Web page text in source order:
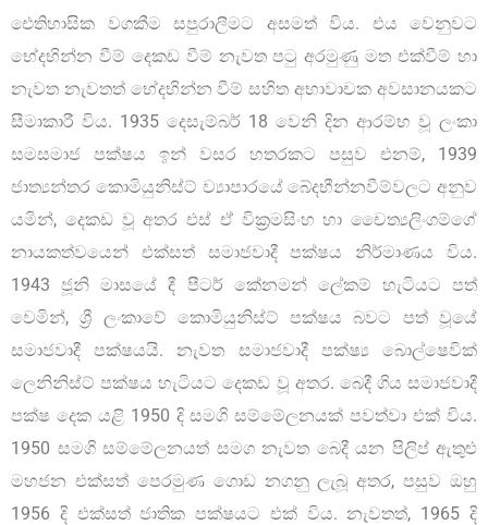
ඓතිහාසික වගකීම සපුරාලීමට අසමත් විය. එය වෙනුවට
භේදභින්න වීම් දෙකඩ වීම් නැවත පටු අරමුණු මත එක්වීම් හා
නැවත නැවතත් භේදභින්න වීම් සහිත අභාවාචක අවසානයකට
සීමාකාරී විය. 1935 දෙසැම්බර් 18 වෙනි දින ආරම්භ වූ ලංකා
සමසමාජ පක්ෂය ඉන් වසර හතරකට පසුව එනම්, 1939
ජාත්‍යන්තර කොමියුනිස්ට් ව්‍යාපාරයේ බේදභීන්නවීම්වලට අනුව
යමින්, දෙකඩ වූ අතර එස් ඒ වික්‍රමසිංහ හා චෛත්‍යලිංගම්ගේ
නායකත්වයෙන් එක්සත් සමාජවාදී පක්ෂය නිර්මාණය විය.
1943 ජූනි මාසයේ දී පීටර් කේනමන් ලේකම් හැටියට පත්
වෙමින්, ශ්‍රී ලංකාවේ කොමියුනිස්ට් පක්ෂය බවට පත් වූයේ
සමාජවාදී පක්ෂයයි. නැවත සමාජවාදී පක්ෂ්‍ය බොල්ෂෙවික්
ලෙනිනිස්ට් පක්ෂය හැටියට දෙකඩ වූ අතර. බෙදී ගිය සමාජවාදී
පක්ෂ දෙක යළි 1950 දි සමගි සම්මේලනයක් පවත්වා එක් විය.
1950 සමගි සම්මේලනයත් සමග නැවත බෙදී යන පිලිප් ඇතුළු
මහජන එක්සත් පෙරමුණ ගොඩ නගනු ලැබූ අතර, පසුව ඔහු
1956 දි එක්සත් ජාතික පක්ෂයට එක් විය. නැවතත්, 1965 දි